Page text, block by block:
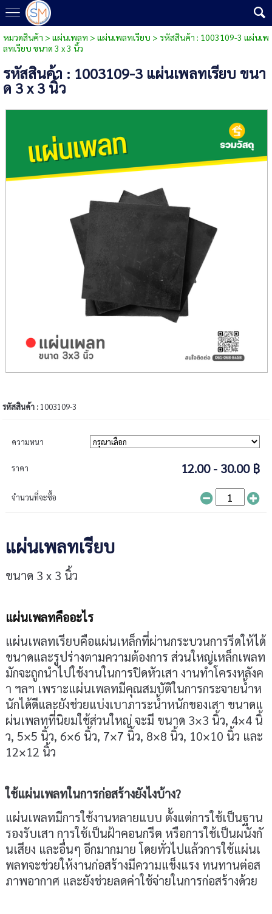
หมวดสินค้า > แผ่นเพลท > แผ่นเพลทเรียบ > รหัสสินค้า : 1003109-3 แผ่นเพ
ลทเรียบ ขนาด 3 x 3 นิ้ว
รหัสสินค้า : 1003109-3 แผ่นเพลทเรียบ ขนา
ด 3 x 3 นิ้ว
รหัสสินค้า : 1003109-3
ความหนา
ราคา 12.00 - 30.00 ฿
จำนวนที่จะซื้อ
แผ่นเพลทเรียบ
ขนาด 3 x 3 นิ้ว
แผ่นเพลทคืออะไร
แผ่นเพลทเรียบคือแผ่นเหล็กที่ผ่านกระบวนการรีดให้ได้
ขนาดและรูปร่างตามความต้องการ ส่วนใหญ่เหล็กเพลท
มักจะถูกนำไปใช้งานในการปิดหัวเสา งานทำโครงหลังค
า ฯลฯ เพราะแผ่นเพลทมีคุณสมบัติในการกระจายน้ำห
นักได้ดีและยังช่วยแบ่งเบาภาระน้ำหนักของเสา ขนาดแ
ผ่นเพลทที่นิยมใช้ส่วนใหญ่ จะมี ขนาด 3×3 นิ้ว, 4×4 นิ้
ว, 5×5 นิ้ว, 6×6 นิ้ว, 7×7 นิ้ว, 8×8 นิ้ว, 10×10 นิ้ว และ
12×12 นิ้ว
ใช้แผ่นเพลทในการก่อสร้างยังไงบ้าง?
แผ่นเพลทมีการใช้งานหลายแบบ ตั้งแต่การใช้เป็นฐาน
รองรับเสา การใช้เป็นฝ้าคอนกรีต หรือการใช้เป็นผนังกั
นเสียง และอื่นๆ อีกมากมาย โดยทั่วไปแล้วการใช้แผ่นเ
พลทจะช่วยให้งานก่อสร้างมีความแข็งแรง ทนทานต่อส
ภาพอากาศ และยังช่วยลดค่าใช้จ่ายในการก่อสร้างด้วย